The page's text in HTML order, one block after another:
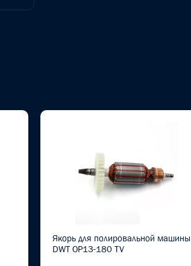
Якорь для полировальной машины
DWT OP13-180 TV